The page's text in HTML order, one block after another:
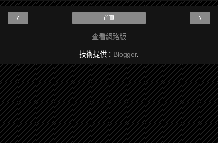
‹ ›
首頁
查看網路版
技術提供： Blogger.